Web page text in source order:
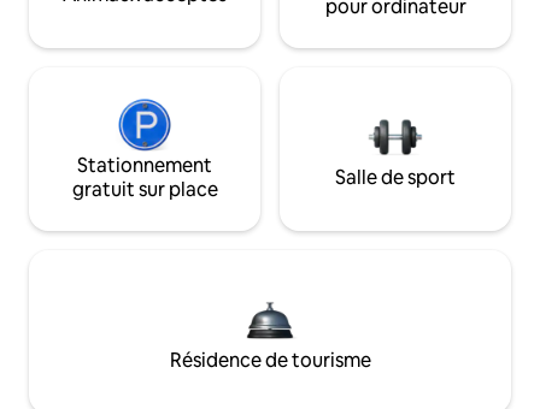
pour ordinateur
Stationnement
gratuit sur place
Salle de sport
Résidence de tourisme